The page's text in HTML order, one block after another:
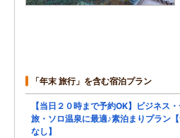
「年末 旅行」を含む宿泊プラン
【当日２０時まで予約OK】ビジネス
旅・ソロ温泉に最適♪素泊まりプラン
なし】